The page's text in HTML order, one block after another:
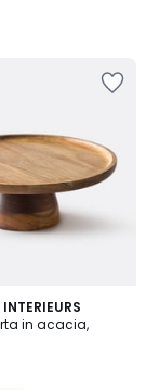
in acacia,